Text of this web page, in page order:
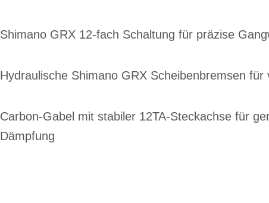
Shimano GRX 12-fach Schaltung für präzise
Hydraulische Shimano GRX Scheibenbremsen
Carbon-Gabel mit stabiler 12TA-Steckachse für
Dämpfung